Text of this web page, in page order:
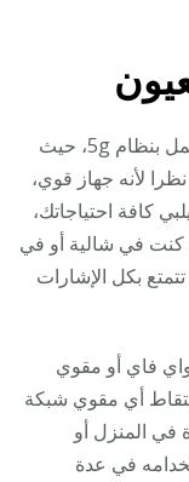
يعمل هذا القوى على الأجهزة الحديثة التي تعمل بنظام 5g، حيث
لأنه جهاز قوي،
كافة احتياجاتك،
كنت في شالية أو في
بكل الإشارات
فاي أو مقوي
أي مقوي شبكة
المنزل أو
في عدة